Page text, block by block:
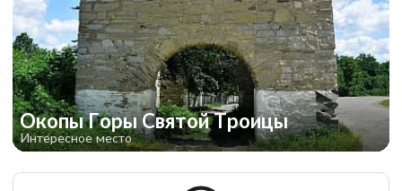
Окопы Горы Святой Троицы
Интересное место